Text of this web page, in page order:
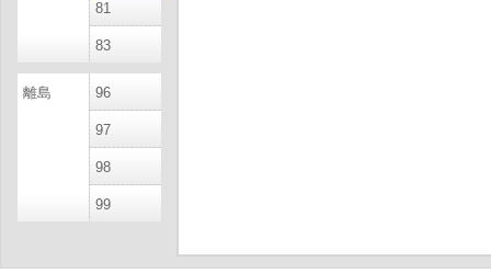
81
83
離島 96
97
98
99